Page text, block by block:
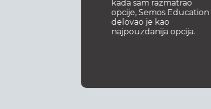
kada sam razmatrao
opcije, Semos Education
delovao je kao
najpouzdanija opcija.